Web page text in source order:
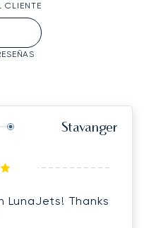
CLIENTE
Stavanger
LunaJets! Thanks